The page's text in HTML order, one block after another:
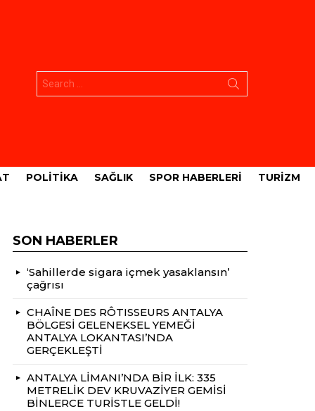
POLITIKA SAĞLIK SPOR HABERLERI TURIZM
SON HABERLER
‘Sahillerde sigara içmek yasaklansın’
çağrısı
CHAÎNE DES RÔTISSEURS ANTALYA
BÖLGESİ GELENEKSEL YEMEĞİ
ANTALYA LOKANTASI’NDA
GERÇEKLEŞTİ
ANTALYA LİMANI’NDA BİR İLK: 335
METRELİK DEV KRUVAZİYER GEMİSİ
BİNLERCE TURİSTLE GELDİ!